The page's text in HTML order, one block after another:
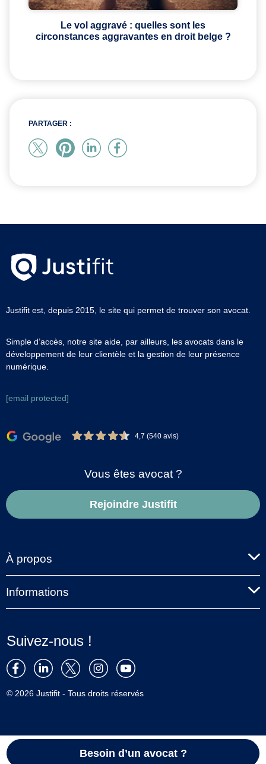
Le vol aggravé : quelles sont les
circonstances aggravantes en droit belge ?
PARTAGER :
Besoin d’un avocat ?
Justifit est, depuis 2015, le site qui permet de trouver son avocat.
Simple d’accès, notre site aide, par ailleurs, les avocats dans le
développement de leur clientèle et la gestion de leur présence
numérique.
[email protected]
4,7 (540 avis)
Vous êtes avocat ?
Rejoindre Justifit
À propos
Informations
Suivez-nous !
© 2026 Justifit - Tous droits réservés